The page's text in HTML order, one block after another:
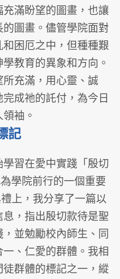
滿盼望的圖畫，也讓
圖畫。儘管學院面對
困厄之中，但種種艱
教育的異象和方向。
充滿，用心靈、誠
成祂的託付，為今日
袖。
記
習在愛中實踐「殷切
學院前行的一個重要
上，我分享了一篇以
息，指出殷切款待是聖
並勉勵校內師生、同
、仁愛的群體。我相
群體的標記之一，縱